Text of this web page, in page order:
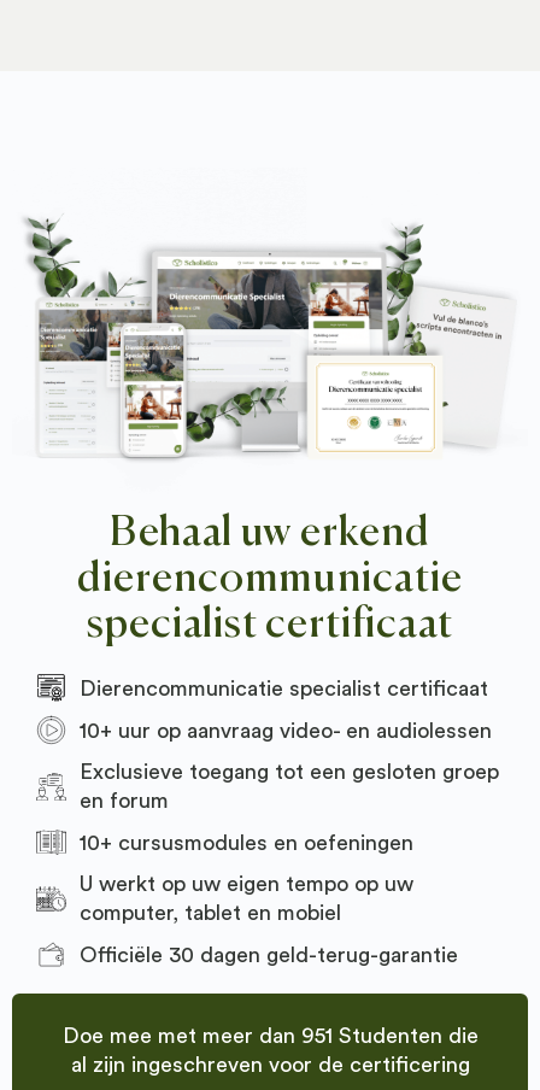
Behaal uw erkend
dierencommunicatie
specialist certificaat
Dierencommunicatie specialist certificaat
10+ uur op aanvraag video- en audiolessen
Exclusieve toegang tot een gesloten groep
en forum
10+ cursusmodules en oefeningen
U werkt op uw eigen tempo op uw
computer, tablet en mobiel
Officiële 30 dagen geld-terug-garantie
Doe mee met meer dan 951 Studenten die
al zijn ingeschreven voor de certificering